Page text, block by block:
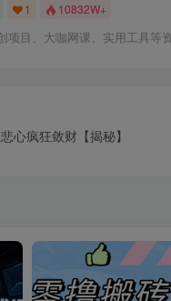
1 10832W+
项目、大咖网课、实用工具等
心疯狂敛财【揭秘】